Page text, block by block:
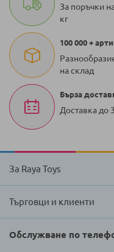
За поръчки
кг
100 000 +
на склад
Бърза
Доставка до
За Raya Toys
Търговци и клиенти
Обслужване по